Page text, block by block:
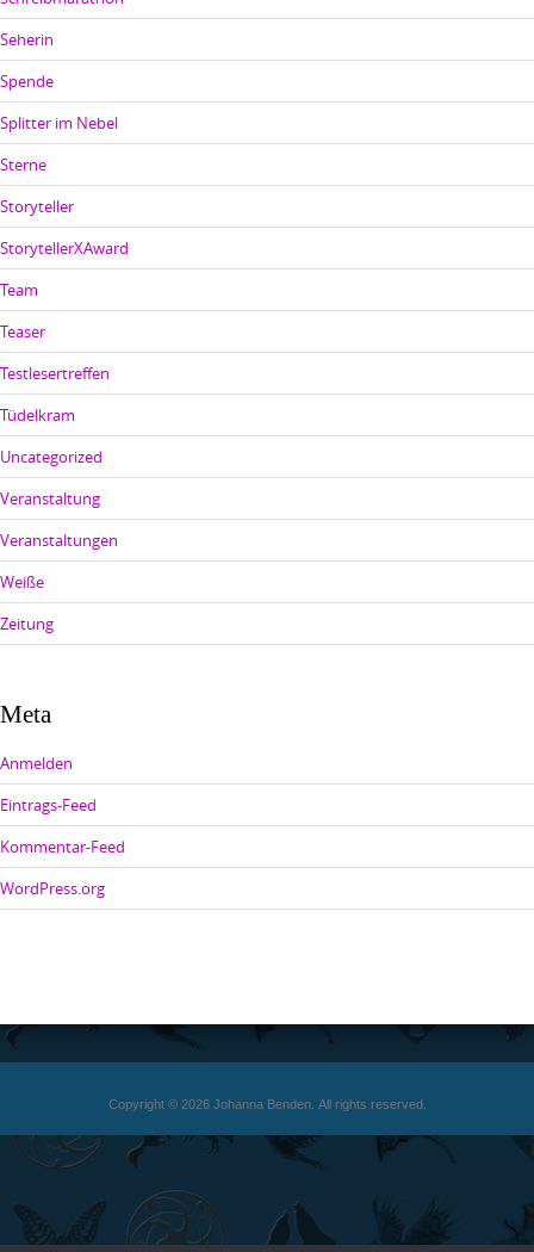
Seherin
Spende
Splitter im Nebel
Sterne
Storyteller
StorytellerXAward
Team
Teaser
Testlesertreffen
Tüdelkram
Uncategorized
Veranstaltung
Veranstaltungen
Weiße
Zeitung
Meta
Anmelden
Eintrags-Feed
Kommentar-Feed
WordPress.org
Copyright © 2026 Johanna Benden. All rights reserved.